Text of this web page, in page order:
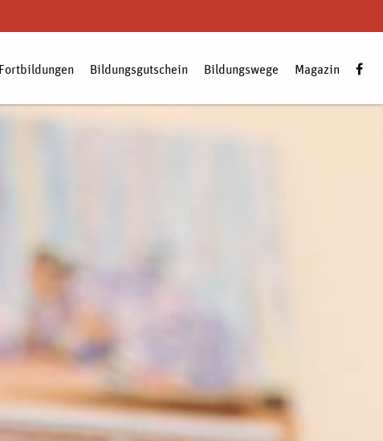
Fortbildungen Bildungsgutschein Bildungswege Magazin